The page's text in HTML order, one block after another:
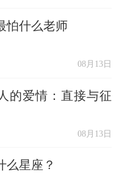
怕什么老师
08月13日
的爱情：直接与征
08月13日
么星座？